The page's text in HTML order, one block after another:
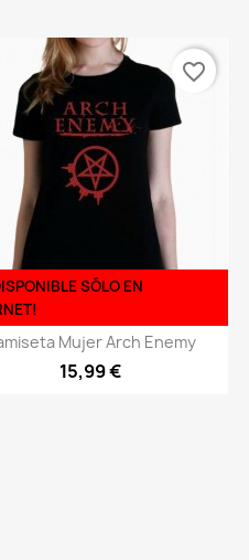
Vista rápida
Mujer Arch Enemy
15,99 €
SÓLO EN
favorite_border